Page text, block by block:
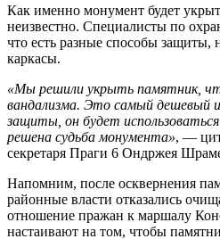
Как именно монумент будет
неизвестно. Специалисты по
что есть разные способы защиты,
каркасы.
«Мы решили укрыть памятник,
вандализма. Это самый дешевый
защиты, он будет
решена судьба монумента», —
секретаря Праги 6 Ондржея
Напомним, после осквернения
районные власти отказались
отношение пражан к маршалу
настаивают на том, чтобы